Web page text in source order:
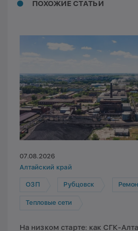
ПОХОЖИЕ СТАТЬИ
07.08.2026
Алтайский край
ОЗП Рубцовск
Тепловые сети
На низком старте: как СГК-